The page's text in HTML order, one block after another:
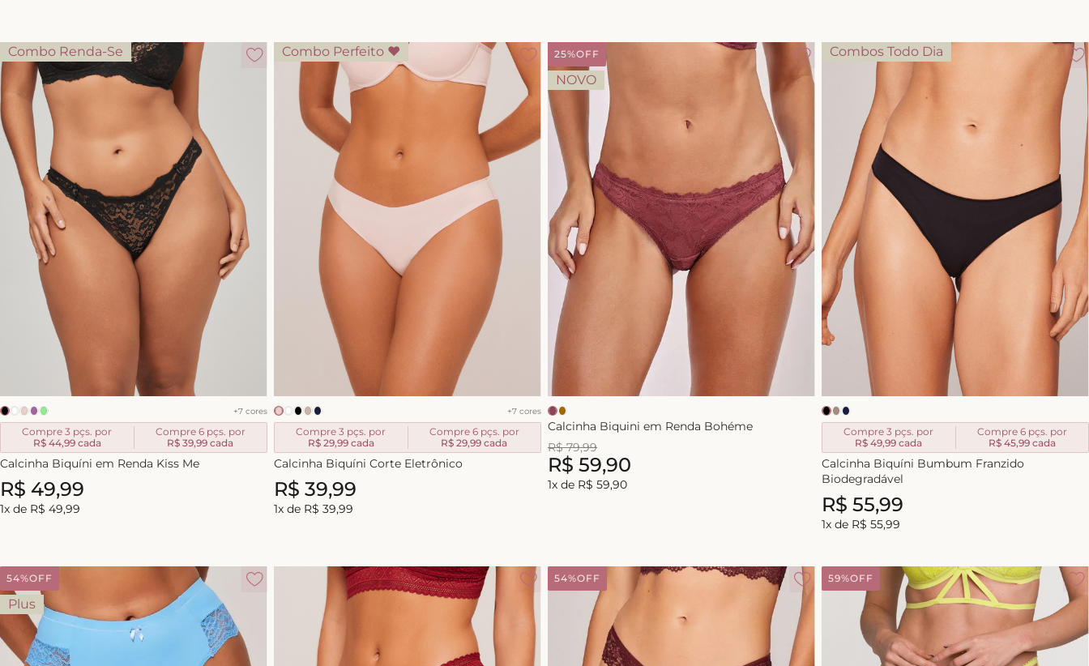
Combo Renda-Se
+7 cores
Compre 3 pçs. por
R$ 44,99cada
Compre 6 pçs. por
R$ 39,99 cada
Calcinha Biquíni em Renda Kiss Me
R$ 49,99
1x de R$ 49,99
Combo Perfeito ♥
+7 cores
Compre 3 pçs. por
R$ 29,99cada
Compre 6 pçs. por
R$ 29,99 cada
Calcinha Biquíni Corte Eletrônico
R$ 39,99
1x de R$ 39,99
25%OFF
NOVO
Calcinha Biquini em Renda Bohéme
R$ 79,99
R$ 59,90
1x de R$ 59,90
Combos Todo Dia
Compre 3 pçs. por
R$ 49,99 cada
Compre 6 pçs. por
R$ 45,99cada
Calcinha Biquíni Bumbum Franzido
Biodegradável
R$ 55,99
1x de R$ 55,99
54%OFF
Plus
54%OFF 59%OFF